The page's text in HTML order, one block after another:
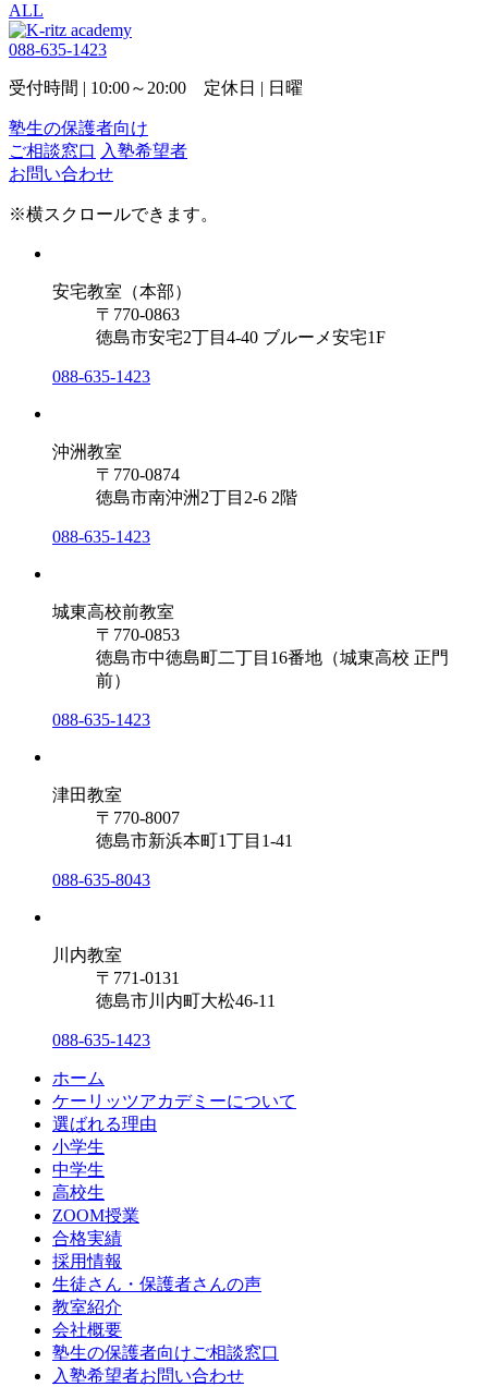
ALL
088-635-1423
受付時間 | 10:00～20:00 定休日 | 日曜
塾生の保護者向け
ご相談窓口 入塾希望者
お問い合わせ
※横スクロールできます。
安宅教室（本部）
〒770-0863
徳島市安宅2丁目4-40 ブルーメ安宅1F
088-635-1423
沖洲教室
〒770-0874
徳島市南沖洲2丁目2-6 2階
088-635-1423
城東高校前教室
〒770-0853
徳島市中徳島町二丁目16番地（城東高校 正門
前）
088-635-1423
津田教室
〒770-8007
徳島市新浜本町1丁目1-41
088-635-8043
川内教室
〒771-0131
徳島市川内町大松46-11
088-635-1423
ホーム
ケーリッツアカデミーについて
選ばれる理由
小学生
中学生
高校生
ZOOM授業
合格実績
採用情報
生徒さん・保護者さんの声
教室紹介
会社概要
塾生の保護者向けご相談窓口
入塾希望者お問い合わせ